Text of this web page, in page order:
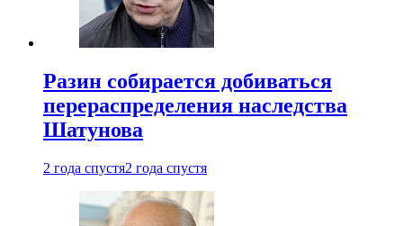
Разин собирается добиваться
перераспределения наследства
Шатунова
2 года спустя2 года спустя